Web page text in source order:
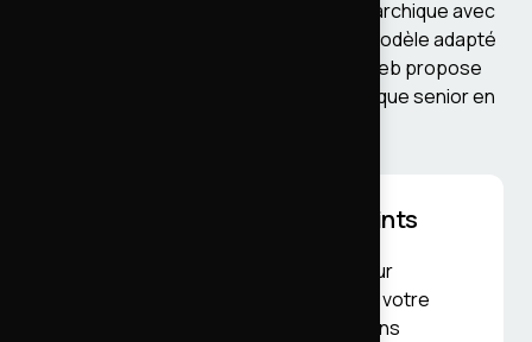
généralement sur une organisation hiérarchique avec
plusieurs niveaux de pilotage. C'est un modèle adapté
à certains contextes. Le collectif AdevWeb propose
une approche différente : un lead technique senior en
Notre modèle en quelques points
: le directeur
technique pilote la mission et reste votre
interlocuteur unique sur les décisions